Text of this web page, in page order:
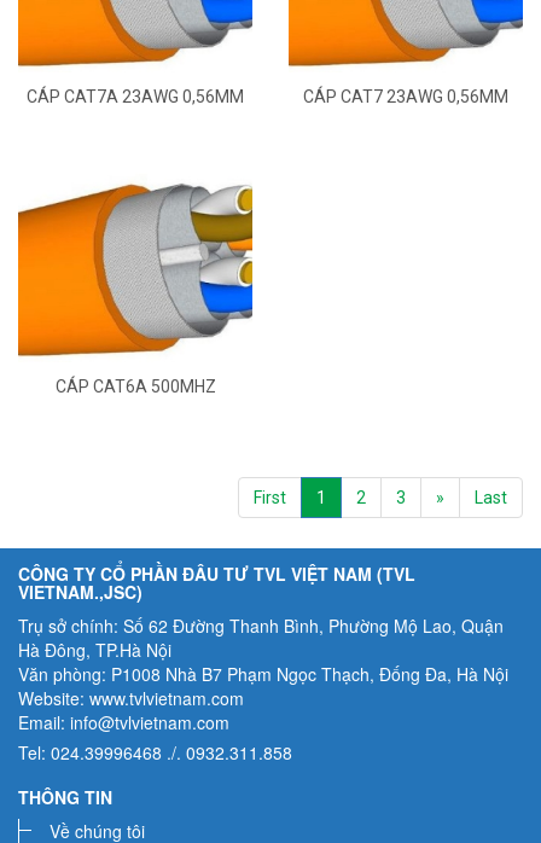
CÁP CAT7A 23AWG 0,56MM CÁP CAT7 23AWG 0,56MM
CÁP CAT6A 500MHZ
First 1 2 3 » Last
CÔNG TY CỔ PHẦN ĐÂU TƯ TVL VIỆT NAM (TVL
VIETNAM.,JSC)
Trụ sở chính: Số 62 Đường Thanh Bình, Phường Mộ Lao, Quận
Hà Đông, TP.Hà Nội
Văn phòng: P1008 Nhà B7 Phạm Ngọc Thạch, Đống Đa, Hà Nội
Website: www.tvlvietnam.com
Email: info@tvlvietnam.com
Tel: 024.39996468 ./. 0932.311.858
THÔNG TIN
Về chúng tôi